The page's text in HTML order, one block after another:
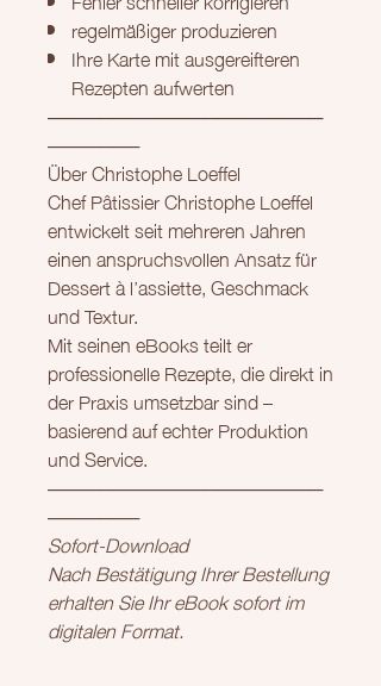
regelmäßiger produzieren
Ihre Karte mit ausgereifteren
Rezepten aufwerten
─────────────────────
───────
Über Christophe Loeffel
Chef Pâtissier Christophe Loeffel
entwickelt seit mehreren Jahren
einen anspruchsvollen Ansatz für
Dessert à l’assiette, Geschmack
und Textur.
Mit seinen eBooks teilt er
professionelle Rezepte, die direkt in
der Praxis umsetzbar sind –
basierend auf echter Produktion
und Service.
─────────────────────
───────
Sofort-Download
Nach Bestätigung Ihrer Bestellung
erhalten Sie Ihr eBook sofort im
digitalen Format.